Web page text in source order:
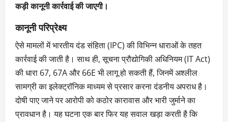
कड़ी कानूनी कार्रवाई की जाएगी।
कानूनी परिप्रेक्ष्य
ऐसे मामलों में भारतीय दंड संहिता (IPC) की विभिन्न धाराओं के तहत
कार्रवाई की जाती है। साथ ही, सूचना प्रौद्योगिकी अधिनियम (IT Act)
की धारा 67, 67A और 66E भी लागू हो सकती हैं, जिनमें अश्लील
सामग्री का इलेक्ट्रॉनिक माध्यम से प्रसार करना दंडनीय अपराध है।
दोषी पाए जाने पर आरोपी को कठोर कारावास और भारी जुर्माने का
प्रावधान है। यह घटना एक बार फिर यह सवाल खड़ा करती है कि